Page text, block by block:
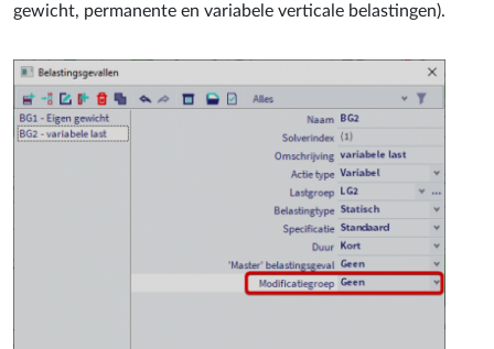
gewicht, permanente en variabele verticale belastingen).